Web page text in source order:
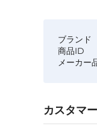
ブランド
商品ID
メーカー
カスタマ